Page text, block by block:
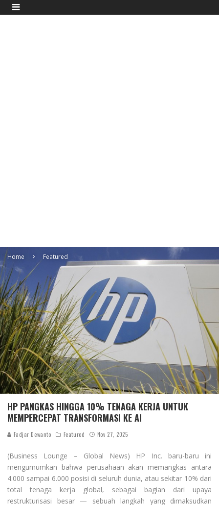
Home Featured
HP PANGKAS HINGGA 10% TENAGA KERJA UNTUK
MEMPERCEPAT TRANSFORMASI KE AI
Fadjar Dewanto Featured Nov 27, 2025
(Business Lounge – Global News) HP Inc. baru-baru ini
mengumumkan bahwa perusahaan akan memangkas antara
4.000 sampai 6.000 posisi di seluruh dunia, atau sekitar 10% dari
total tenaga kerja global, sebagai bagian dari upaya
restrukturisasi besar — sebuah langkah yang dimaksudkan